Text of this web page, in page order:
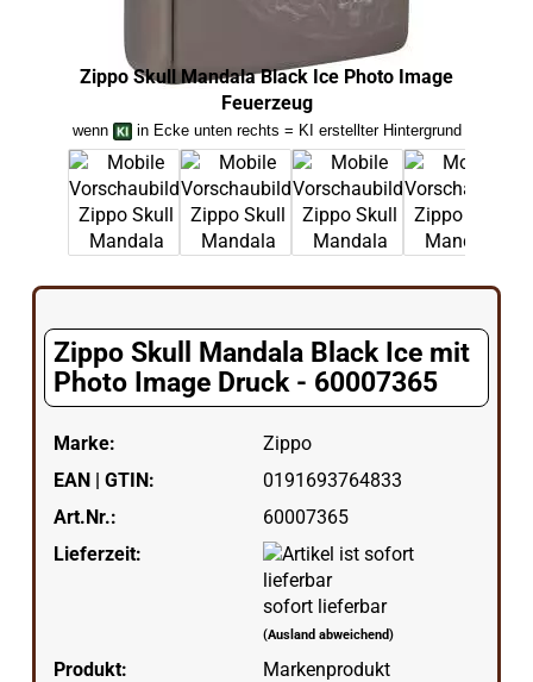
Zippo Skull Mandala Black Ice Photo Image
Feuerzeug
wenn in Ecke unten rechts = KI erstellter Hintergrund
Zippo Skull Mandala Black Ice mit
Photo Image Druck - 60007365
Marke:
Zippo
EAN | GTIN:
0191693764833
Art.Nr.:
60007365
Lieferzeit:
sofort lieferbar
(Ausland abweichend)
Produkt:
Markenprodukt